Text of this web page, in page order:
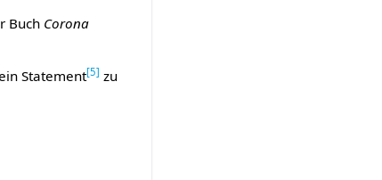
Buch Corona
Statement[5] zu